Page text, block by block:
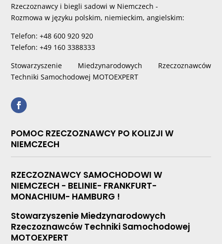
Rzeczoznawcy i biegli sadowi w Niemczech -
Rozmowa w języku polskim, niemieckim, angielskim:
Telefon: +48 600 920 920
Telefon: +49 160 3388333
Stowarzyszenie Miedzynarodowych Rzeczoznawców
Techniki Samochodowej MOTOEXPERT
POMOC RZECZOZNAWCY PO KOLIZJI W
NIEMCZECH
RZECZOZNAWCY SAMOCHODOWI W
NIEMCZECH - BELINIE- FRANKFURT-
MONACHIUM- HAMBURG !
Stowarzyszenie Miedzynarodowych
Rzeczoznawców Techniki Samochodowej
MOTOEXPERT